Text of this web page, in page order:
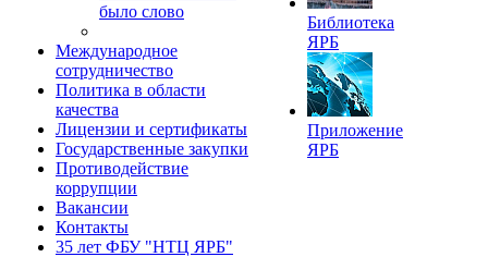
было слово
Международное
сотрудничество
Политика в области
качества
Лицензии и сертификаты
Государственные закупки
Противодействие
коррупции
Вакансии
Контакты
35 лет ФБУ "НТЦ ЯРБ"
Библиотека
ЯРБ
Приложение
ЯРБ